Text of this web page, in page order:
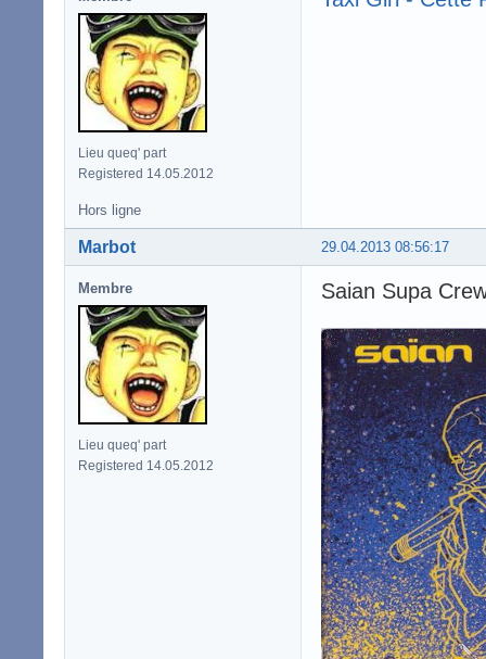
Lieu queq' part
Registered 14.05.2012
Hors ligne
29.04.2013 08:56:17
Marbot
Membre
Lieu queq' part
Registered 14.05.2012
Saian Supa